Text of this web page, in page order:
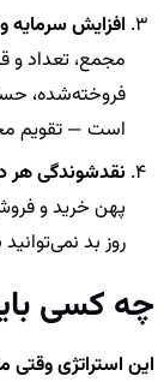
افزایش سرمایه
مجمع، تعداد و
فروخته‌شده،
است — تقویم
نقدشوندگی هر
پهن خرید و
روز بد
چه کسی
این استراتژی